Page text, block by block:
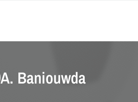
A. Baniouwda